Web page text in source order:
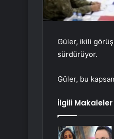
Güler, ikili
sürdürüyor.
Güler, bu
İlgili Makaleler